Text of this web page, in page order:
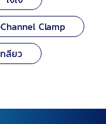
Clamp
ลียว